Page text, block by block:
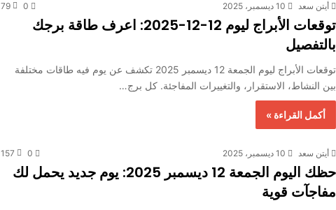
أيتن سعد 10 ديسمبر، 2025 0
79
توقعات الأبراج ليوم 12-12-2025: اعرف طاقة برجك
بالتفصيل
توقعات الأبراج ليوم الجمعة 12 ديسمبر 2025 تكشف عن يوم فيه طاقات مختلفة
بين النشاط، الاستقرار، والتغييرات المفاجئة. كل برج…
أكمل القراءة »
أيتن سعد 10 ديسمبر، 2025 0
157
حظك اليوم الجمعة 12 ديسمبر 2025: يوم جديد يحمل لك
مفاجآت قوية